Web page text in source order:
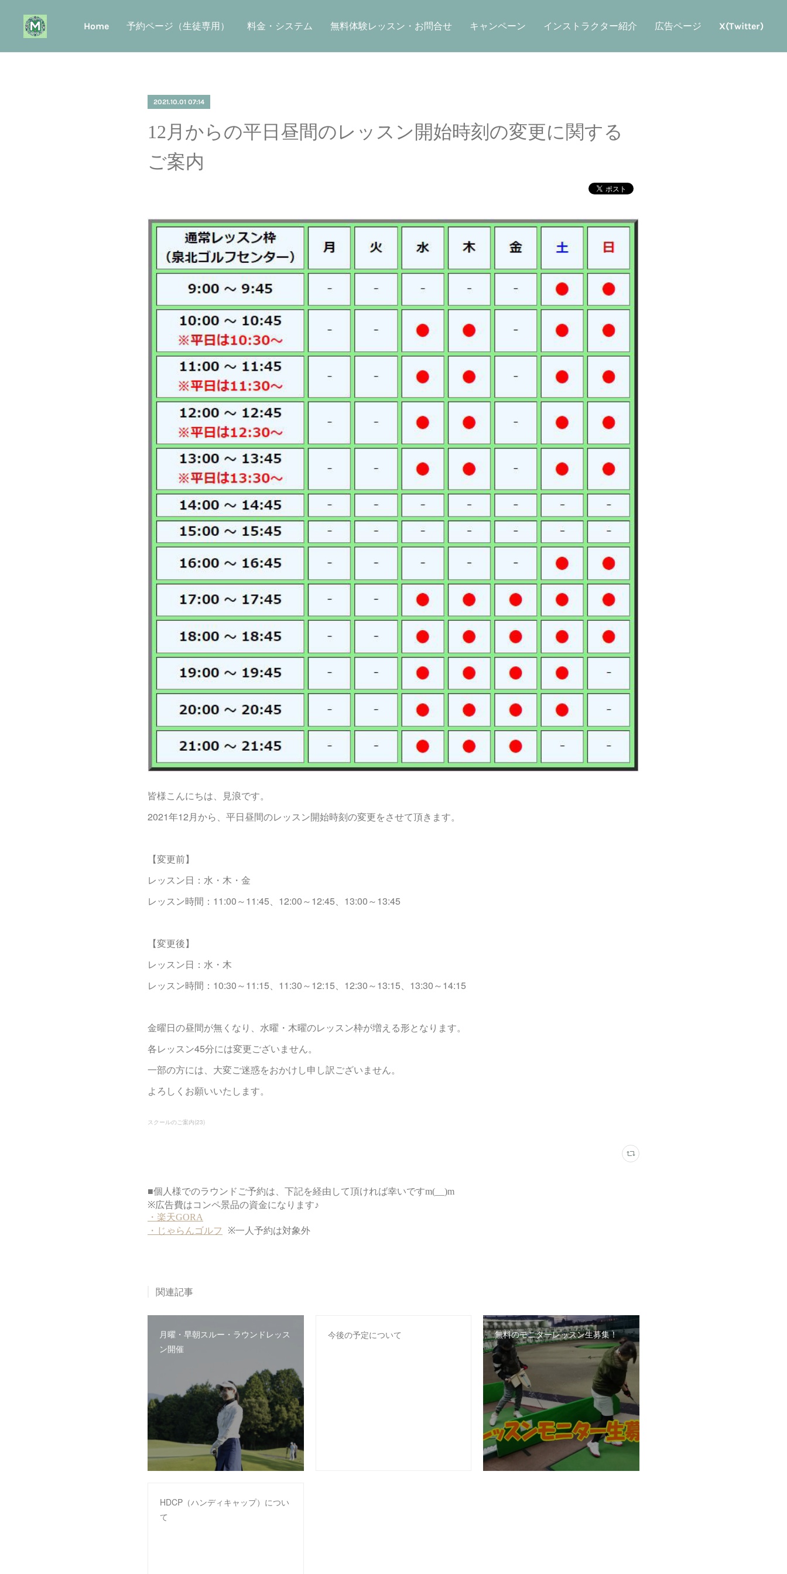
Home 予約ページ（生徒専用） 料金・システム 無料体験レッスン・お問合せ キャンペーン インストラクター紹介 広告ページ X(Twitter)
2021.10.01 07:14
12月からの平日昼間のレッスン開始時刻の変更に関する
ご案内
皆様こんにちは、見浪です。
2021年12月から、平日昼間のレッスン開始時刻の変更をさせて頂きます。
【変更前】
レッスン日：水・木・金
レッスン時間：11:00～11:45、12:00～12:45、13:00～13:45
【変更後】
レッスン日：水・木
レッスン時間：10:30～11:15、11:30～12:15、12:30～13:15、13:30～14:15
金曜日の昼間が無くなり、水曜・木曜のレッスン枠が増える形となります。
各レッスン45分には変更ございません。
一部の方には、大変ご迷惑をおかけし申し訳ございません。
よろしくお願いいたします。
スクールのご案内(23)
関連記事
月曜・早朝スルー・ラウンドレッス
ン開催
今後の予定について 無料のモニターレッスン生募集！
HDCP（ハンディキャップ）につい
て